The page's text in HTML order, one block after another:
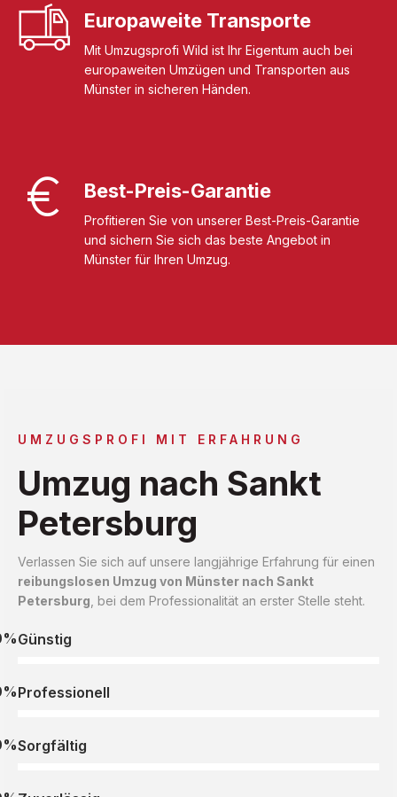
Europaweite Transporte
Mit Umzugsprofi Wild ist Ihr Eigentum auch bei
europaweiten Umzügen und Transporten aus
Münster in sicheren Händen.
Best-Preis-Garantie
Profitieren Sie von unserer Best-Preis-Garantie
und sichern Sie sich das beste Angebot in
Münster für Ihren Umzug.
UMZUGSPROFI MIT ERFAHRUNG
Umzug nach Sankt
Petersburg
Verlassen Sie sich auf unsere langjährige Erfahrung für einen
reibungslosen Umzug von Münster nach Sankt
Petersburg , bei dem Professionalität an erster Stelle steht.
Günstig
Professionell
Sorgfältig